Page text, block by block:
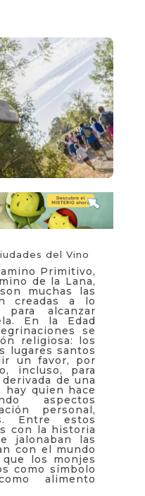
del Vino
Primitivo,
de la Lana,
muchas las
creadas a lo
alcanzar
En la Edad
nes se
religiosa: los
lugares santos
un favor, por
o, incluso, para
de una
hay quien hace
aspectos
personal,
Entre estos
con la historia
jalonaban las
con el mundo
los monjes
comosímbolo
alimento